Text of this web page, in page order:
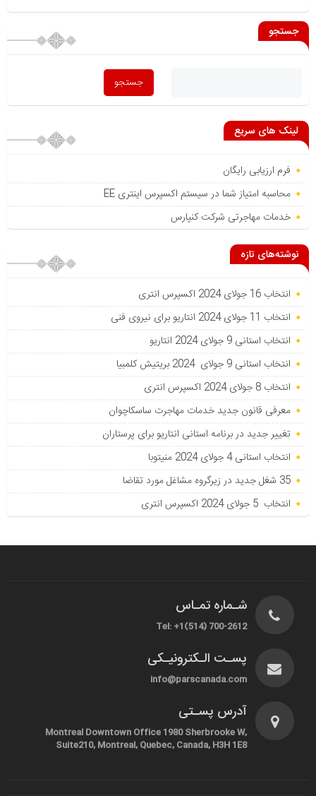
جستجو
لینک های سریع
فرم ارزیابی رایگان
محاسبه امتیاز شما در سیستم اکسپرس اینتری EE
خدمات مهاجرتی شرکت کنپارس
نوشته‌های تازه
انتخاب 16 جولای 2024 اکسپرس انتری
انتخاب 11 جولای 2024 انتاریو برای نیروی فنی
انتخاب استانی 9 جولای 2024 انتاریو
انتخاب استانی 9 جولای 2024 بریتیش کلمبیا
انتخاب 8 جولای 2024 اکسپرس انتری
معرفی قانون جدید خدمات مهاجرت ساسکاچوان
تغییر جدید در برنامه استانی انتاریو برای پرستاران
انتخاب استانی 4 جولای 2024 منیتوبا
35 شغل جدید در زیرگروه مشاغل مورد تقاضا
انتخاب 5 جولای 2024 اکسپرس انتری
شـماره تمـاس
Tel: +1(514) 700-2612
پسـت الـکترونیـکی
info@parscanada.com
آدرس پسـتی
Montreal Downtown Office 1980 Sherbrooke W,
Suite210, Montreal, Quebec, Canada, H3H 1E8